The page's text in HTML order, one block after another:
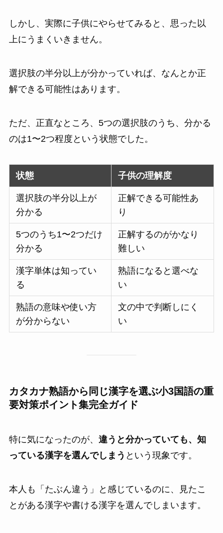
しかし、実際に子供にやらせてみると、思った以
上にうまくいきません。
選択肢の半分以上が分かっていれば、なんとか正
解できる可能性はあります。
ただ、正直なところ、5つの選択肢のうち、分かる
のは1〜2つ程度という状態でした。
状態 子供の理解度
選択肢の半分以上が
分かる
正解できる可能性あ
り
5つのうち1〜2つだけ
分かる
正解するのがかなり
難しい
漢字単体は知ってい
る
熟語になると選べな
い
熟語の意味や使い方
が分からない
文の中で判断しにく
い
カタカナ熟語から同じ漢字を選ぶ小3国語の重
要対策ポイント集完全ガイド
特に気になったのが、 違うと分かっていても、知
っている漢字を選んでしまう という現象です。
本人も「たぶん違う」と感じているのに、見たこ
とがある漢字や書ける漢字を選んでしまいます。